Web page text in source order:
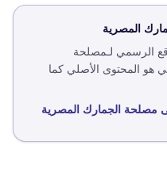
المصرية
الرسمي لـمصلحة
هو المحتوى الأصلي كما
مصلحة الجمارك المصرية